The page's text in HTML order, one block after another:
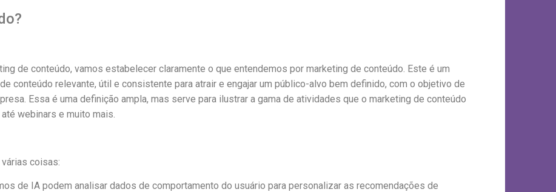
de conteúdo, vamos estabelecer claramente o que entendemos por marketing de conteúdo. Este é um
conteúdo relevante, útil e consistente para atrair e engajar um público-alvo bem definido, com o objetivo de
Essa é uma definição ampla, mas serve para ilustrar a gama de atividades que o marketing de conteúdo
webinars e muito mais.
coisas:
de IA podem analisar dados de comportamento do usuário para personalizar as recomendações de